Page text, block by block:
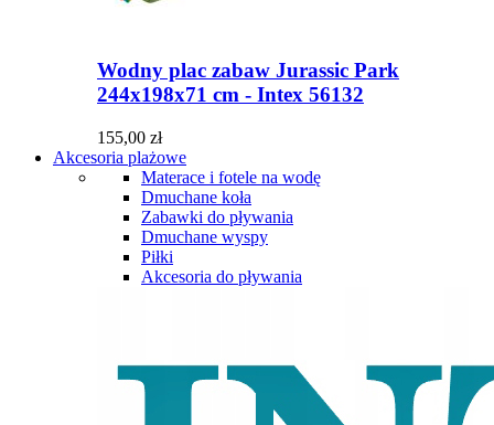
Wodny plac zabaw Jurassic Park
244x198x71 cm - Intex 56132
155,00 zł
Akcesoria plażowe
Materace i fotele na wodę
Dmuchane koła
Zabawki do pływania
Dmuchane wyspy
Piłki
Akcesoria do pływania